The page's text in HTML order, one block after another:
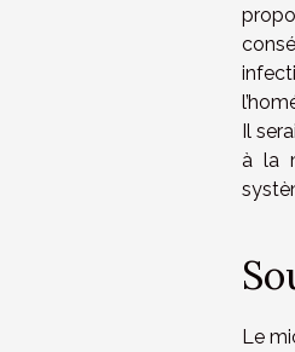
Il
à la
Le